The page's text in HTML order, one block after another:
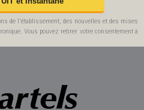
de l'établissement, des nouvelles et des mises
Vous pouvez retirer votre consentement à